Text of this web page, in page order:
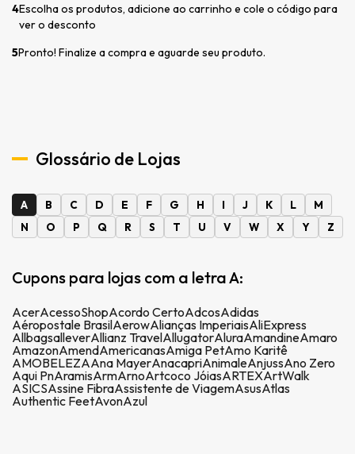
4Escolha os produtos, adicione ao carrinho e cole o código para
ver o desconto
5Pronto! Finalize a compra e aguarde seu produto.
Glossário de Lojas
A B C D E F G H I J K L
M
N
O P Q R S T U V W X Y Z
Cupons para lojas com a letra A:
AcerAcessoShopAcordo CertoAdcosAdidas
Aéropostale BrasilAerowAlianças ImperiaisAliExpress
AllbagsalleverAllianz TravelAllugatorAluraAmandineAmaro
AmazonAmendAmericanasAmiga PetAmo Karitê
AMOBELEZAAna MayerAnacapriAnimaleAnjussAno Zero
Aqui PnAramisArmArnoArtcoco JóiasARTEXArtWalk
ASICSAssine FibraAssistente de ViagemAsusAtlas
Authentic FeetAvonAzul